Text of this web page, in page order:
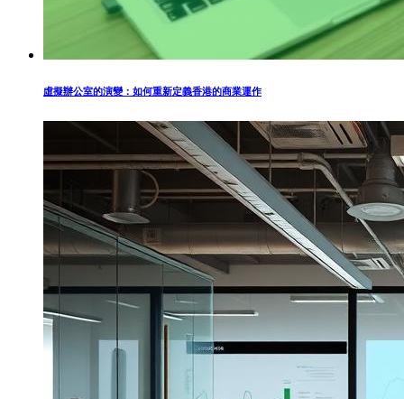
虛擬辦公室的演變：如何重新定義香港的商業運作